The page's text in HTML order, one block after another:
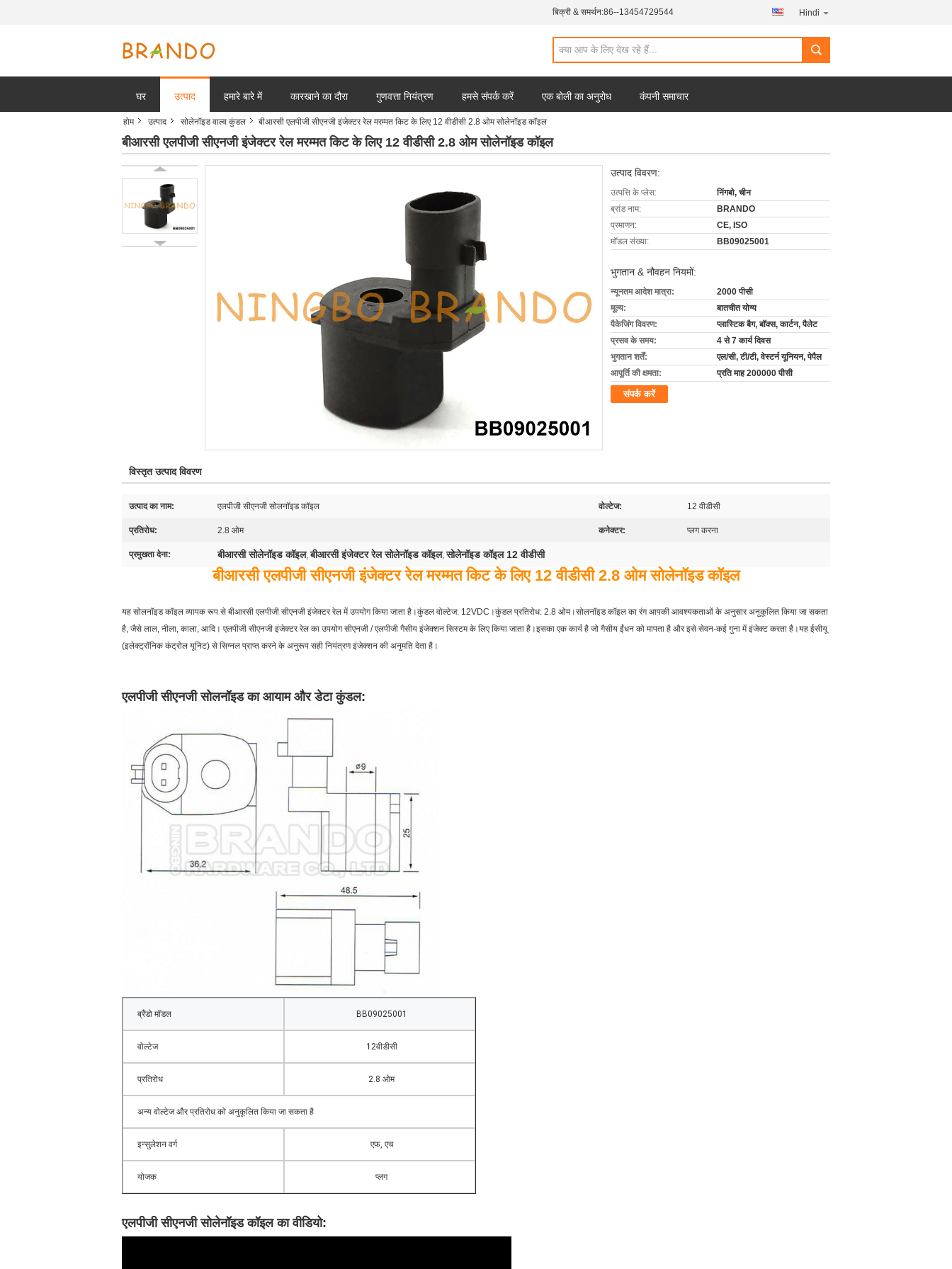
बिक्री & समर्थन:86--13454729544 Hindi
घर उत्पाद हमारे बारे में कारखाने का दौरा गुणवत्ता नियंत्रण हमसे संपर्क करें एक बोली का अनुरोध कंपनी समाचार
होम उत्पाद सोलेनॉइड वाल्व कुंडल बीआरसी एलपीजी सीएनजी इंजेक्टर रेल मरम्मत किट के लिए 12 वीडीसी 2.8 ओम सोलेनॉइड कॉइल
बीआरसी एलपीजी सीएनजी इंजेक्टर रेल मरम्मत किट के लिए 12 वीडीसी 2.8 ओम सोलेनॉइड कॉइल
उत्पाद विवरण:
उत्पत्ति के प्लेस:
निंगबो, चीन
ब्रांड नाम:
BRANDO
प्रमाणन:
CE, ISO
मॉडल संख्या:
BB09025001
भुगतान & नौवहन नियमों:
न्यूनतम आदेश मात्रा:
2000 पीसी
मूल्य:
बातचीत योग्य
पैकेजिंग विवरण:
प्लास्टिक बैग, बॉक्स, कार्टन, पैलेट
प्रसव के समय:
4 से 7 कार्य दिवस
भुगतान शर्तें:
एल/सी, टी/टी, वेस्टर्न यूनियन, पेपैल
आपूर्ति की क्षमता:
प्रति माह 200000 पीसी
संपर्क करें
विस्तृत उत्पाद विवरण
उत्पाद का नाम: एलपीजी सीएनजी सोलनॉइड कॉइल वोल्टेज: 12 वीडीसी
प्रतिरोध: 2.8 ओम कनेक्टर: प्लग करना
प्रमुखता देना: बीआरसी सोलेनॉइड कॉइल,बीआरसी इंजेक्टर रेल सोलेनॉइड कॉइल,सोलेनॉइड कॉइल 12 वीडीसी
बीआरसी एलपीजी सीएनजी इंजेक्टर रेल मरम्मत किट के लिए 12 वीडीसी 2.8 ओम सोलेनॉइड कॉइल
यह सोलनॉइड कॉइल व्यापक रूप से बीआरसी एलपीजी सीएनजी इंजेक्टर रेल में उपयोग किया जाता है।कुंडल वोल्टेज: 12VDC।कुंडल प्रतिरोध: 2.8 ओम।सोलनॉइड कॉइल का रंग आपकी आवश्यकताओं के अनुसार अनुकूलित किया जा सकता
है, जैसे लाल, नीला, काला, आदि। एलपीजी सीएनजी इंजेक्टर रेल का उपयोग सीएनजी / एलपीजी गैसीय इंजेक्शन सिस्टम के लिए किया जाता है।इसका एक कार्य है जो गैसीय ईंधन को मापता है और इसे सेवन-कई गुना में इंजेक्ट करता है।यह ईसीयू
(इलेक्ट्रॉनिक कंट्रोल यूनिट) से सिग्नल प्राप्त करने के अनुरूप सही नियंत्रण इंजेक्शन की अनुमति देता है।
एलपीजी सीएनजी सोलनॉइड का आयाम और डेटाकुंडल:
ब्रैंडो मॉडल BB09025001
वोल्टेज 12वीडीसी
प्रतिरोध 2.8 ओम
अन्य वोल्टेज और प्रतिरोध को अनुकूलित किया जा सकता है
इन्सुलेशन वर्ग एफ, एच
योजक प्लग
एलपीजी सीएनजी सोलेनॉइड कॉइल का वीडियो: